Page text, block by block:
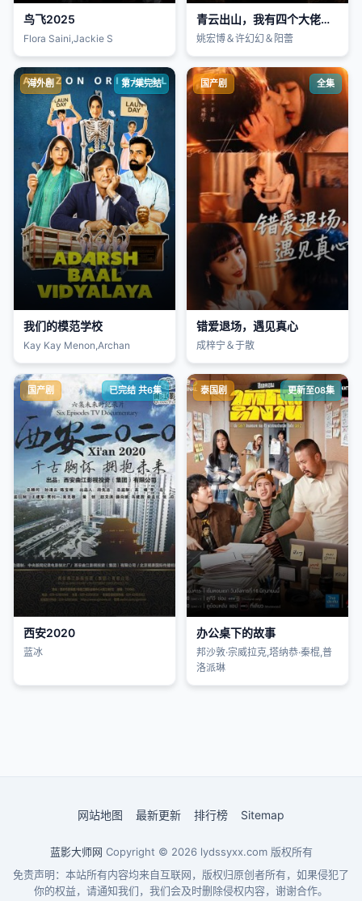
鸟飞2025
Flora Saini,Jackie S
青云出山，我有四个大佬师父
姚宏博＆许幻幻＆阳蕾
海外剧 第7集完结
我们的模范学校
Kay Kay Menon,Archan
国产剧 全集
错爱退场，遇见真心
成梓宁＆于散
国产剧 已完结 共6集
西安2020
蓝冰
泰国剧 更新至08集
办公桌下的故事
邦沙敦·宗威拉克,塔纳恭·秦棍,普
洛派琳
网站地图 最新更新 排行榜 Sitemap
蓝影大师网 Copyright © 2026 lydssyxx.com 版权所有
免责声明：本站所有内容均来自互联网，版权归原创者所有，如果侵犯了
你的权益，请通知我们，我们会及时删除侵权内容，谢谢合作。